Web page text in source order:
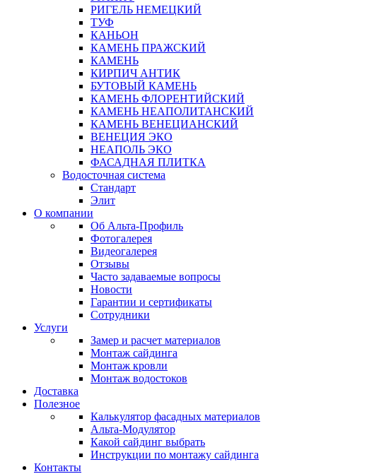
РИГЕЛЬ НЕМЕЦКИЙ
ТУФ
КАНЬОН
КАМЕНЬ ПРАЖСКИЙ
КАМЕНЬ
КИРПИЧ АНТИК
БУТОВЫЙ КАМЕНЬ
КАМЕНЬ ФЛОРЕНТИЙСКИЙ
КАМЕНЬ НЕАПОЛИТАНСКИЙ
КАМЕНЬ ВЕНЕЦИАНСКИЙ
ВЕНЕЦИЯ ЭКО
НЕАПОЛЬ ЭКО
ФАСАДНАЯ ПЛИТКА
Водосточная система
Стандарт
Элит
О компании
Об Альта-Профиль
Фотогалерея
Видеогалерея
Отзывы
Часто задаваемые вопросы
Новости
Гарантии и сертификаты
Сотрудники
Услуги
Замер и расчет материалов
Монтаж сайдинга
Монтаж кровли
Монтаж водостоков
Доставка
Полезное
Калькулятор фасадных материалов
Альта-Модулятор
Какой сайдинг выбрать
Инструкции по монтажу сайдинга
Контакты